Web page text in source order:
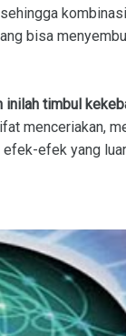
bisa
timbul
menceriakan,
efek yang